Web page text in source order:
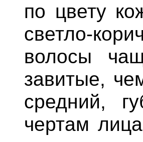
по цвету
светло-
волосы
завитые,
средний,
чертам